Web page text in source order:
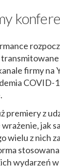
firmy na
COVID-
premiery z
jak
wielu z nich
wydarzeń